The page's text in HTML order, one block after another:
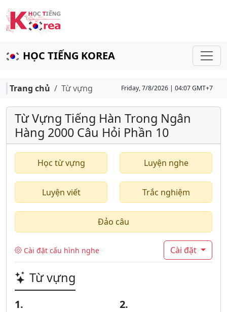
HỌC TIẾNG KOREA
Trang chủ Từ vựng Friday, 7/8/2026 | 04:07 GMT+7
Từ Vựng Tiếng Hàn Trong Ngân
Hàng 2000 Câu Hỏi Phần 10
Học từ vựng Luyện nghe
Luyện viết Trắc nghiệm
Đảo câu
Cài đặt cấu hình nghe Cài đặt
Từ vựng
1. 2.